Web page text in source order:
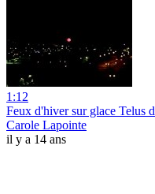
1:12
Feux d'hiver sur glace Telus
Carole Lapointe
il y a 14 ans